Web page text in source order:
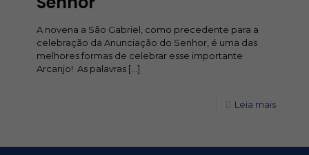
A novena a São Gabriel, como precedente para a
celebração da Anunciação do Senhor, é uma das
melhores formas de celebrar esse importante
Arcanjo! As palavras […]
Leia mais